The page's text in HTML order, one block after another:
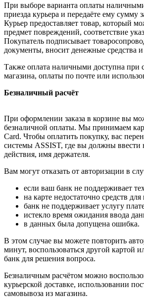
При выборе варианта оплаты
приезда курьера и передаёте ему сумму
Курьер предоставляет товар, который
предмет повреждений, соответствие
Покупатель подписывает
документы, вносит денежные средства и
Также оплата наличными доступна при
магазина, оплаты по почте или
Безналичный расчёт
При оформлении заказа в корзине вы
безналичной оплаты. Мы принимаем
Card. Чтобы оплатить покупку, вас
системы ASSIST, где вы должны ввести
действия, имя держателя.
Вам могут отказать от авторизации в
если ваш банк не поддерживает
на карте недостаточно средств
банк не поддерживает услугу
истекло время ожидания ввода
в данных была допущена ошибка.
В этом случае вы можете повторить
минут, воспользоваться другой картой
банк для решения вопроса.
Безналичным расчётом можно
курьерской доставке, использовании
самовывоза из магазина.